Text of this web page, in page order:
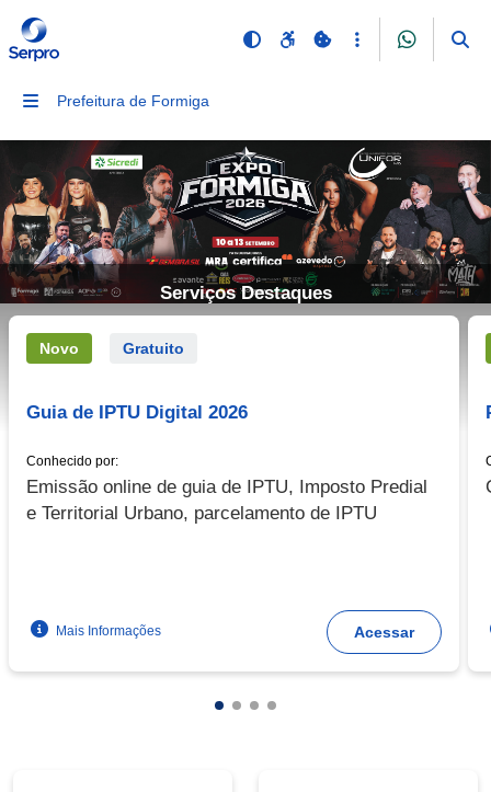
Prefeitura de Formiga
Serviços Destaques
Novo Gratuito
Guia de IPTU Digital 2026
Conhecido por:
Emissão online de guia de IPTU, Imposto Predial
e Territorial Urbano, parcelamento de IPTU
Mais Informações Acessar